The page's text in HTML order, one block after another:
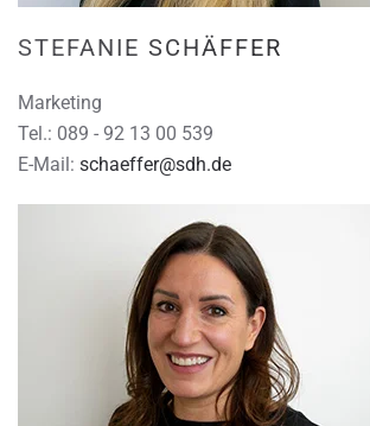
STEFANIE SCHÄFFER
Marketing
Tel.: 089 - 92 13 00 539
E-Mail: schaeffer@sdh.de